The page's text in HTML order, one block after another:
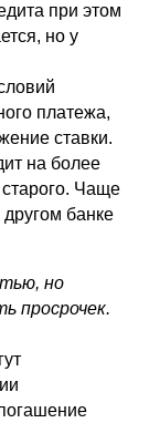
при этом
но у
платежа,
ставки.
на более
Чаще
другом банке
но
просрочек.